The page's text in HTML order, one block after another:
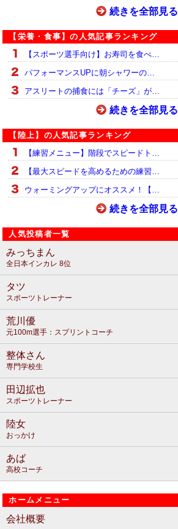
続きを全部見る
【栄養・食事】の人気記事ランキング
【スポーツ選手向け】お寿司を食べ…
パフォーマンスUPに朝シャワーの…
アスリートの捕食には「チーズ」が…
続きを全部見る
【陸上】の人気記事ランキング
【練習メニュー】階段でスピードト…
【最大スピードを高めるための練習…
ウォーミングアップにオススメ！【…
続きを全部見る
人気投稿者一覧
みっちまん
全日本インカレ 8位
タツ
スポーツトレーナー
荒川優
元100m選手：スプリントコーチ
整体さん
専門学校生
田辺拡也
スポーツトレーナー
陸女
おっかけ
あば
高校コーチ
ホームメニュー
会社概要